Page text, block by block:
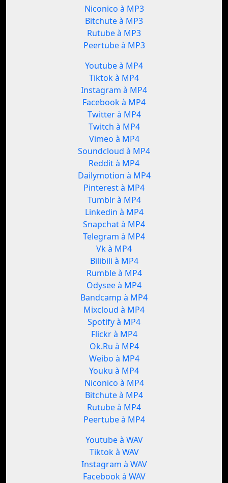
Niconico à MP3
Bitchute à MP3
Rutube à MP3
Peertube à MP3
Youtube à MP4
Tiktok à MP4
Instagram à MP4
Facebook à MP4
Twitter à MP4
Twitch à MP4
Vimeo à MP4
Soundcloud à MP4
Reddit à MP4
Dailymotion à MP4
Pinterest à MP4
Tumblr à MP4
Linkedin à MP4
Snapchat à MP4
Telegram à MP4
Vk à MP4
Bilibili à MP4
Rumble à MP4
Odysee à MP4
Bandcamp à MP4
Mixcloud à MP4
Spotify à MP4
Flickr à MP4
Ok.Ru à MP4
Weibo à MP4
Youku à MP4
Niconico à MP4
Bitchute à MP4
Rutube à MP4
Peertube à MP4
Youtube à WAV
Tiktok à WAV
Instagram à WAV
Facebook à WAV